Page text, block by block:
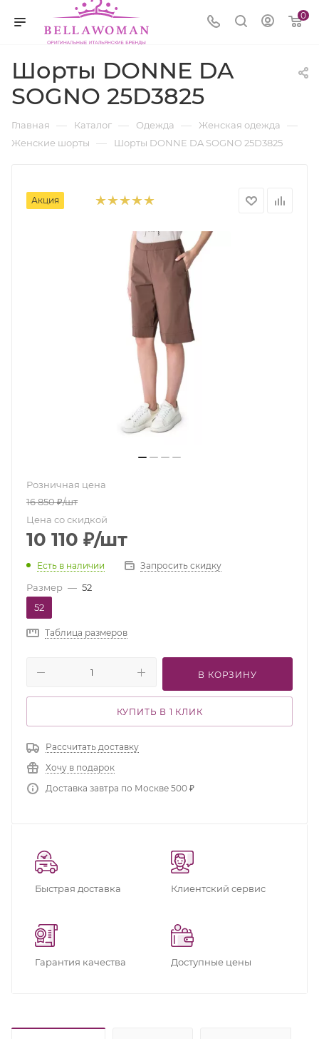
0
Шорты DONNE DA
SOGNO 25D3825
Главная — Каталог — Одежда — Женская одежда —
Женские шорты — Шорты DONNE DA SOGNO 25D3825
Акция
Розничная цена
16 850₽/шт
Цена со скидкой
10 110 ₽/шт
Есть в наличии Запросить скидку
Размер — 52
52
Таблица размеров
В КОРЗИНУ
КУПИТЬ В 1 КЛИК
Рассчитать доставку
Хочу в подарок
Доставка завтра по Москве 500 ₽
Быстрая доставка Клиентский сервис
Гарантия качества Доступные цены